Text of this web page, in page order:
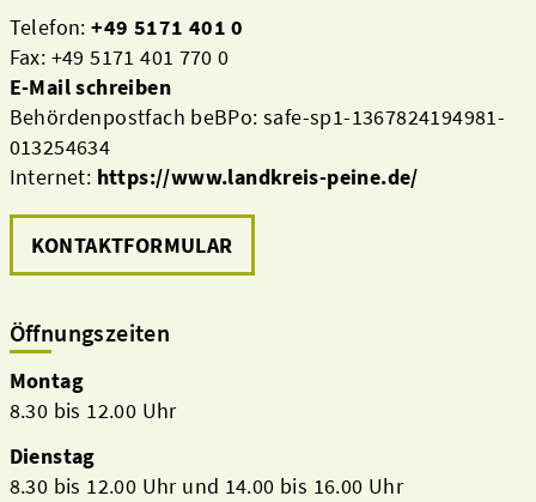
Telefon:+49 5171 401 0
Fax: +49 5171 401 770 0
E-Mail schreiben
Behördenpostfach beBPo: safe-sp1-1367824194981-
013254634
Internet: https://www.landkreis-peine.de/
KONTAKTFORMULAR
Öffnungszeiten
Montag
8.30 bis 12.00 Uhr
Dienstag
8.30 bis 12.00 Uhr und 14.00 bis 16.00 Uhr